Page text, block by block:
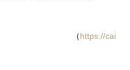
（https://cai